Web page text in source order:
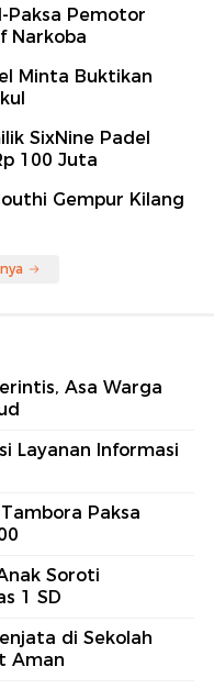
Paksa Pemotor
Narkoba
Minta Buktikan
SixNine Padel
100 Juta
Gempur Kilang
Asa Warga
Layanan Informasi
Paksa
Soroti
1 SD
di Sekolah
Aman